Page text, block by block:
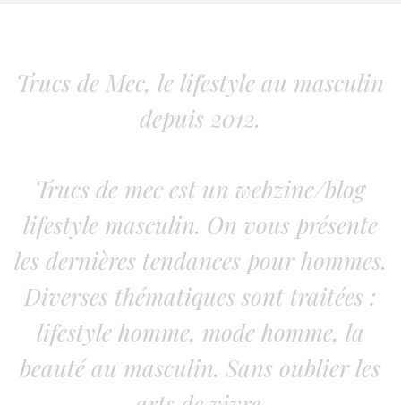
Trucs de Mec, le lifestyle au masculin
depuis 2012.
Trucs de mec est un webzine/blog
lifestyle masculin. On vous présente
les dernières tendances pour hommes.
Diverses thématiques sont traitées :
lifestyle homme, mode homme, la
beauté au masculin. Sans oublier les